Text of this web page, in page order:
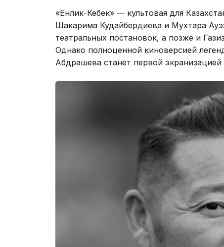
«Енлик-Кебек» — культовая для
Шакарима Кудайбердиева и Мухтара
театральных постановок, а позже и
Однако полноценной киноверсией
Абдрашева станет первой